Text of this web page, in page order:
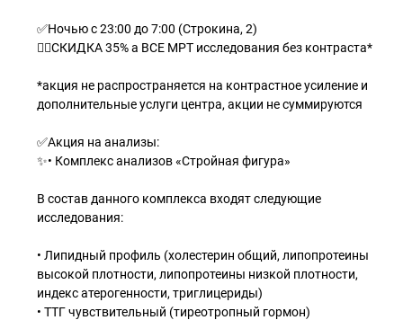
✅Ночью с 23:00 до 7:00 (Строкина, 2)
👉🏻СКИДКА 35% а ВСЕ МРТ исследования без контраста*
*акция не распространяется на контрастное усиление и
дополнительные услуги центра, акции не суммируются
✅Акция на анализы:
✨• Комплекс анализов «Стройная фигура»
В состав данного комплекса входят следующие
исследования:
• Липидный профиль (холестерин общий, липопротеины
высокой плотности, липопротеины низкой плотности,
индекс атерогенности, триглицериды)
• ТТГ чувствительный (тиреотропный гормон)